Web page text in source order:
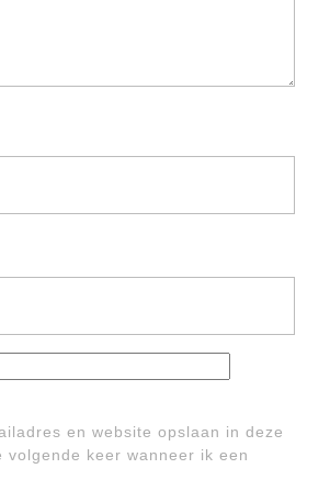
en website opslaan in deze
volgende keer wanneer ik een